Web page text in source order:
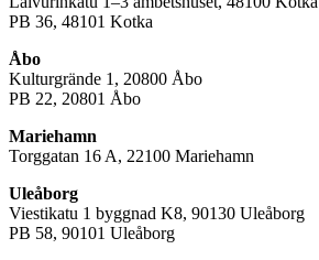
PB 36, 48101 Kotka
Åbo
Kulturgrände 1, 20800 Åbo
PB 22, 20801 Åbo
Mariehamn
Torggatan 16 A, 22100 Mariehamn
Uleåborg
Viestikatu 1 byggnad K8, 90130 Uleåborg
PB 58, 90101 Uleåborg